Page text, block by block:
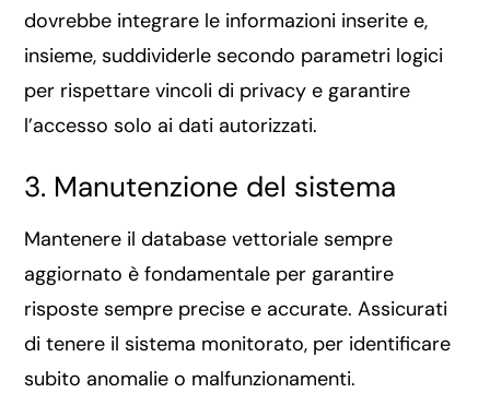
dovrebbe integrare le informazioni inserite e,
insieme, suddividerle secondo parametri logici
per rispettare vincoli di privacy e garantire
l’accesso solo ai dati autorizzati.
3. Manutenzione del sistema
Mantenere il database vettoriale sempre
aggiornato è fondamentale per garantire
risposte sempre precise e accurate. Assicurati
di tenere il sistema monitorato, per identificare
subito anomalie o malfunzionamenti.